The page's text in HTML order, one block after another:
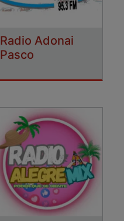
Radio Adonai
Pasco